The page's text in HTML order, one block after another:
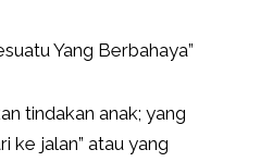
Yang Berbahaya”
tindakan anak; yang
ke jalan” atau yang